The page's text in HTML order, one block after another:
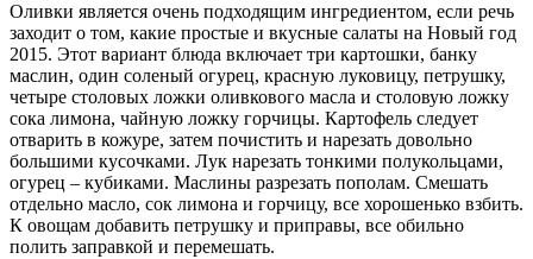
Оливки является очень подходящим ингредиентом, если речь
заходит о том, какие простые и вкусные салаты на Новый год
2015. Этот вариант блюда включает три картошки, банку
маслин, один соленый огурец, красную луковицу, петрушку,
четыре столовых ложки оливкового масла и столовую ложку
сока лимона, чайную ложку горчицы. Картофель следует
отварить в кожуре, затем почистить и нарезать довольно
большими кусочками. Лук нарезать тонкими полукольцами,
огурец – кубиками. Маслины разрезать пополам. Смешать
отдельно масло, сок лимона и горчицу, все хорошенько взбить.
К овощам добавить петрушку и приправы, все обильно
полить заправкой и перемешать.